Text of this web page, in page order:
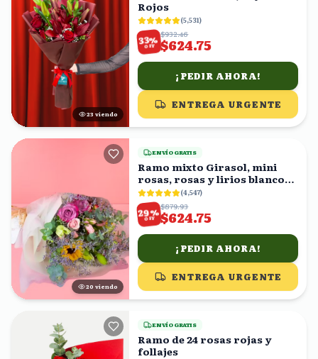
24 viendo
Rojos
(5,531)
33%
OFF
$932.46
$624.75
¡PEDIR AHORA!
ENTREGA URGENTE
19 viendo
ENVÍO GRATIS
Ramo mixto Girasol, mini
rosas, rosas y lirios blancos
en ramo(4,547)
29%
OFF
$879.93
$624.75
¡PEDIR AHORA!
ENTREGA URGENTE
ENVÍO GRATIS
Ramo de 24 rosas rojas y
follajes